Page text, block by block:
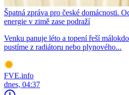
Špatná zpráva pro české domácnosti.
energie v zimě zase podraží
Venku panuje léto a topení řeší
pustíme z radiátoru nebo plynového...
FVE.info
dnes, 04:37